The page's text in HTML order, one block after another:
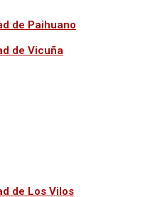
de Paihuano
de Vicuña
de Los Vilos